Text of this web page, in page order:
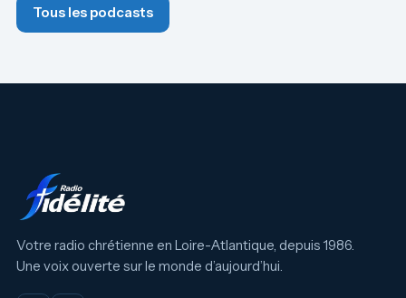
Tous les podcasts
Votre radio chrétienne en Loire-Atlantique, depuis 1986.
Une voix ouverte sur le monde d’aujourd’hui.